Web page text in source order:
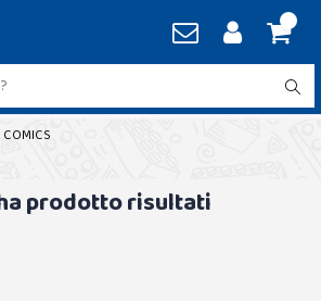
COMICS
prodotto risultati